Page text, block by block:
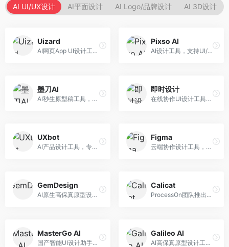
AI UI/UX设计 AI平面设计 AI Logo/品牌设计 AI 3D设计
Uizard
AI网页App UI设计工具，专注于快速界面生成。面向产品经理和设计师，提供线框图转UI、界面生成、设计优化等服务，设计速度快。
Pixso AI
AI设计工具，支持UI/UX设计全流程。面向设计师和产品团队，提供界面生成、设计优化、协作评审等服务，国产替代方案，团队协作便捷。
墨刀AI
AI秒生原型稿工具，专注于快速原型设计。面向产品经理和设计师，提供原型生成、交互设计、团队协作等服务，原型制作效率高。
即时设计
在线协作UI设计工具，整合AI设计功能。面向设计师和产品团队，提供界面设计、原型制作、设计资源库等服务，国产协作设计平台。
UXbot
AI产品设计工具，专注于用户体验优化。面向UX设计师，提供用户研究、设计建议、可用性测试等服务，UX设计支持完善。
Figma
云端协作设计工具，整合AI设计辅助功能。面向UI/UX设计师和产品团队，提供界面设计、原型制作、团队协作等服务，协作功能强大，是UI设计领域的标杆产品。
GemDesign
AI原生高保真原型设计工具，专注于智能设计生成。面向设计师，提供界面生成、设计优化、原型制作等服务，设计自动化程度高。
Calicat
ProcessOn团队推出的产设研协作平台，整合设计与协作功能。面向产品团队，提供设计协作、文档管理、团队沟通等服务，产研协作便捷。
MasterGo AI
国产智能UI设计助手，专注于界面设计自动化。面向UI设计师，提供界面生成、组件设计、设计系统构建等服务，中文用户适配性好。
Galileo AI
AI高保真原型设计工具，专注于UI界面生成。面向设计师和产品团队，提供界面生成、交互设计、设计优化等服务，界面质量高。